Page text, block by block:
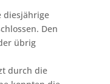
diesjährige
Den
übrig
durch die